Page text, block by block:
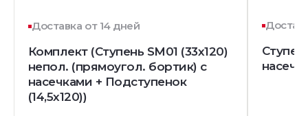
Доставка от 14 дней
Комплект (Ступень SM01 (33x120)
непол. (прямоугол. бортик) с
насечками + Подступенок
(14,5x120))